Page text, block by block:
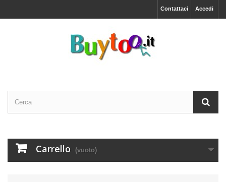
Accedi
Contattaci
Carrello (vuoto)